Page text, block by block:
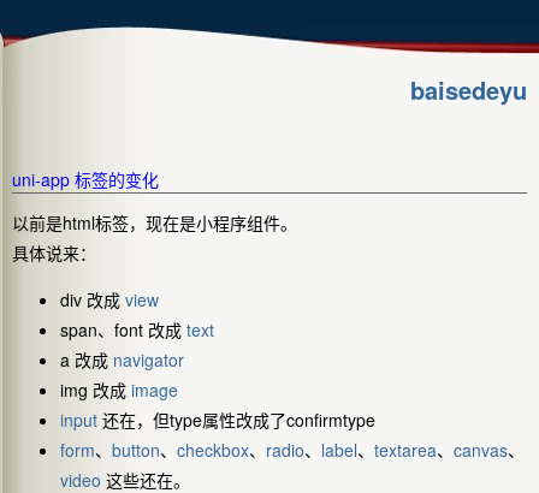
baisedeyu
uni-app 标签的变化
以前是html标签，现在是小程序组件。
具体说来：
div 改成 view
span、font 改成 text
a 改成 navigator
img 改成 image
input 还在，但type属性改成了confirmtype
form、 button、 checkbox、 radio、 label、 textarea、 canvas、
video 这些还在。